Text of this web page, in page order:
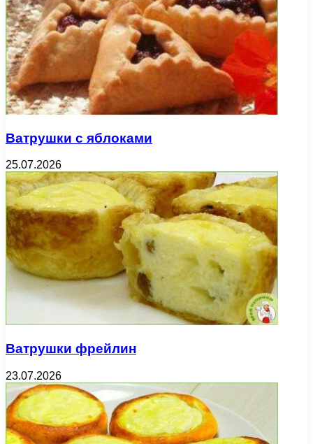
Ватрушки с яблоками
25.07.2026
Ватрушки фрейлин
23.07.2026